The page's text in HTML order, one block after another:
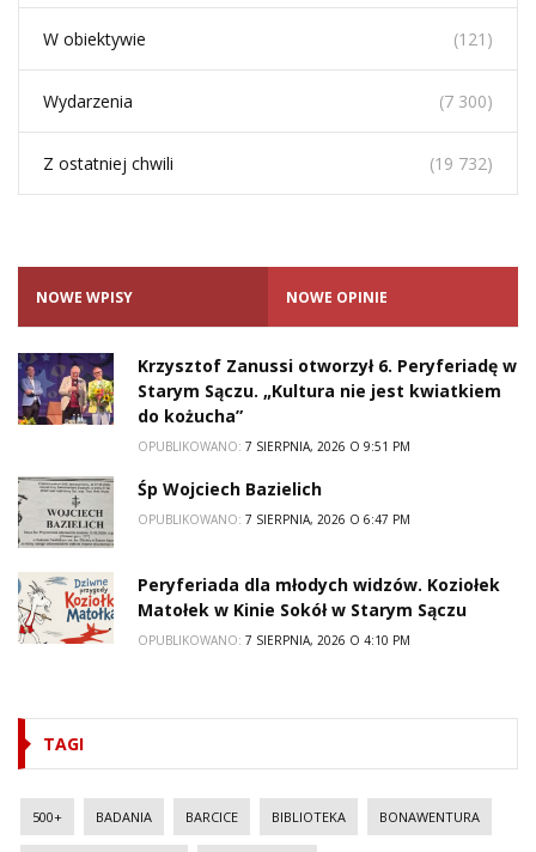
W obiektywie (121)
Wydarzenia (7 300)
Z ostatniej chwili (19 732)
NOWE WPISY NOWE OPINIE
Krzysztof Zanussi otworzył 6. Peryferiadę w
Starym Sączu. „Kultura nie jest kwiatkiem
do kożucha”
OPUBLIKOWANO: 7 SIERPNIA, 2026 O 9:51 PM
Śp Wojciech Bazielich
OPUBLIKOWANO: 7 SIERPNIA, 2026 O 6:47 PM
Peryferiada dla młodych widzów. Koziołek
Matołek w Kinie Sokół w Starym Sączu
OPUBLIKOWANO: 7 SIERPNIA, 2026 O 4:10 PM
TAGI
500+ BADANIA BARCICE BIBLIOTEKA BONAWENTURA